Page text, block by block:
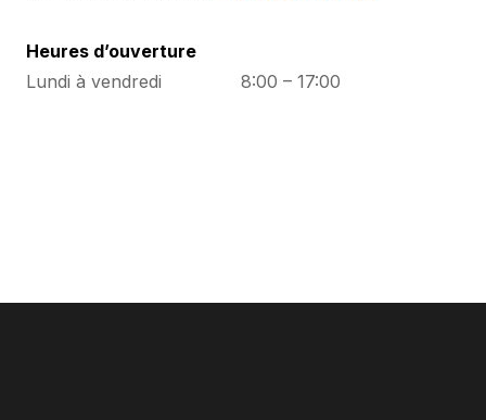
Heures d’ouverture
Lundi à vendredi
8:00 – 17:00